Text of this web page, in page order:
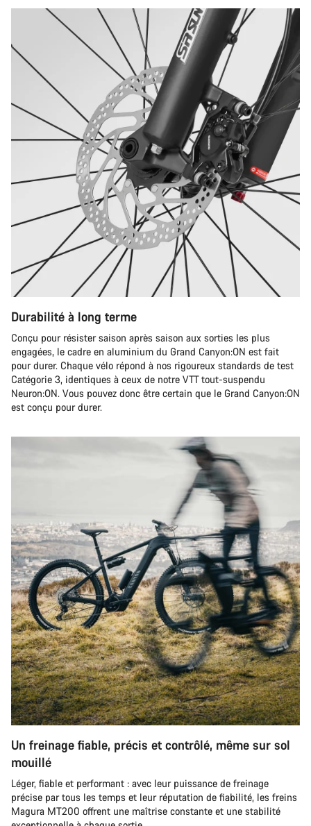
Durabilité à long terme
Conçu pour résister saison après saison aux sorties les plus
engagées, le cadre en aluminium du Grand Canyon:ON est fait
pour durer. Chaque vélo répond à nos rigoureux standards de test
Catégorie 3, identiques à ceux de notre VTT tout-suspendu
Neuron:ON. Vous pouvez donc être certain que le Grand Canyon:ON
est conçu pour durer.
Un freinage fiable, précis et contrôlé, même sur sol
mouillé
Léger, fiable et performant : avec leur puissance de freinage
précise par tous les temps et leur réputation de fiabilité, les freins
Magura MT200 offrent une maîtrise constante et une stabilité